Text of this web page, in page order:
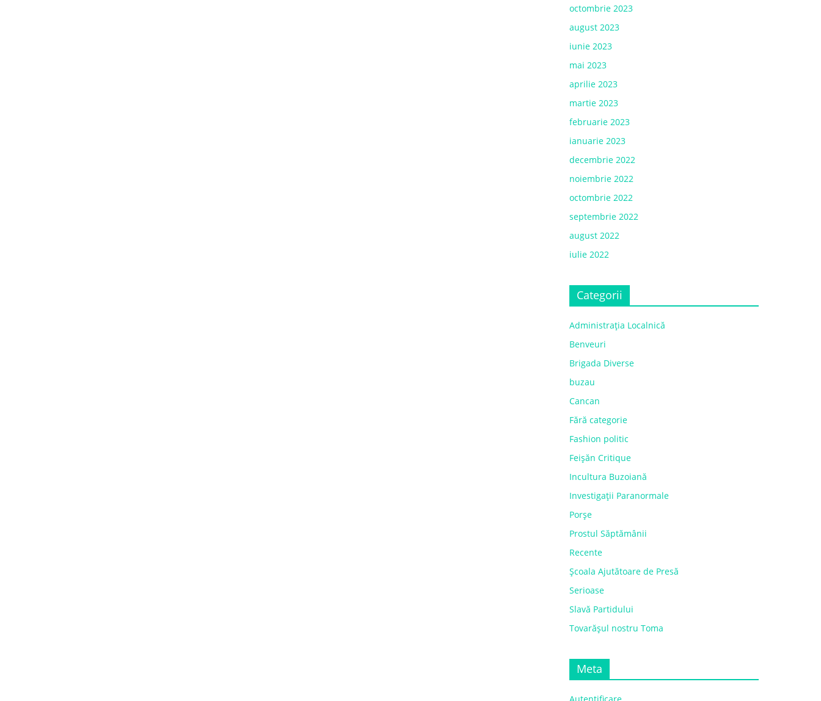
octombrie 2023
august 2023
iunie 2023
mai 2023
aprilie 2023
martie 2023
februarie 2023
ianuarie 2023
decembrie 2022
noiembrie 2022
octombrie 2022
septembrie 2022
august 2022
iulie 2022
Categorii
Administrația Localnică
Benveuri
Brigada Diverse
buzau
Cancan
Fără categorie
Fashion politic
Feișăn Critique
Incultura Buzoiană
Investigații Paranormale
Porșe
Prostul Săptămânii
Recente
Școala Ajutătoare de Presă
Serioase
Slavă Partidului
Tovarășul nostru Toma
Meta